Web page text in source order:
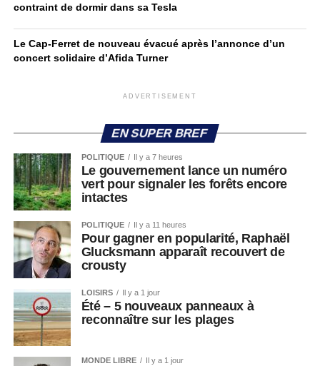
contraint de dormir dans sa Tesla
Le Cap-Ferret de nouveau évacué après l’annonce d’un
concert solidaire d’Afida Turner
ADVERTISEMENT
EN SUPER BREF
POLITIQUE Il y a 7 heures
Le gouvernement lance un numéro
vert pour signaler les forêts encore
intactes
POLITIQUE Il y a 11 heures
Pour gagner en popularité, Raphaël
Glucksmann apparaît recouvert de
crousty
LOISIRS Il y a 1 jour
Été – 5 nouveaux panneaux à
reconnaître sur les plages
MONDE LIBRE Il y a 1 jour